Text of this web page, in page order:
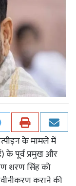
के मामले में
के पूर्व प्रमुख और
शरण सिंह को
कराने की